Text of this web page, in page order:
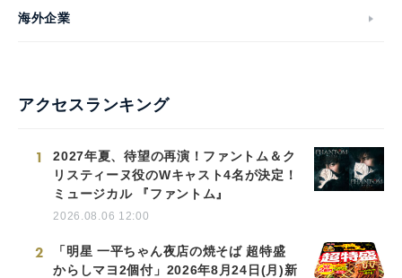
海外企業
アクセスランキング
1
2027年夏、待望の再演！ファントム＆ク
リスティーヌ役のWキャスト4名が決定！
ミュージカル 『ファントム』
2026.08.06 12:00
2
「明星 一平ちゃん夜店の焼そば 超特盛
からしマヨ2個付」2026年8月24日(月)新